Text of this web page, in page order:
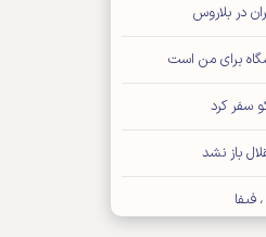
در بلاروس
برای من است
سفر کرد
باز نشد